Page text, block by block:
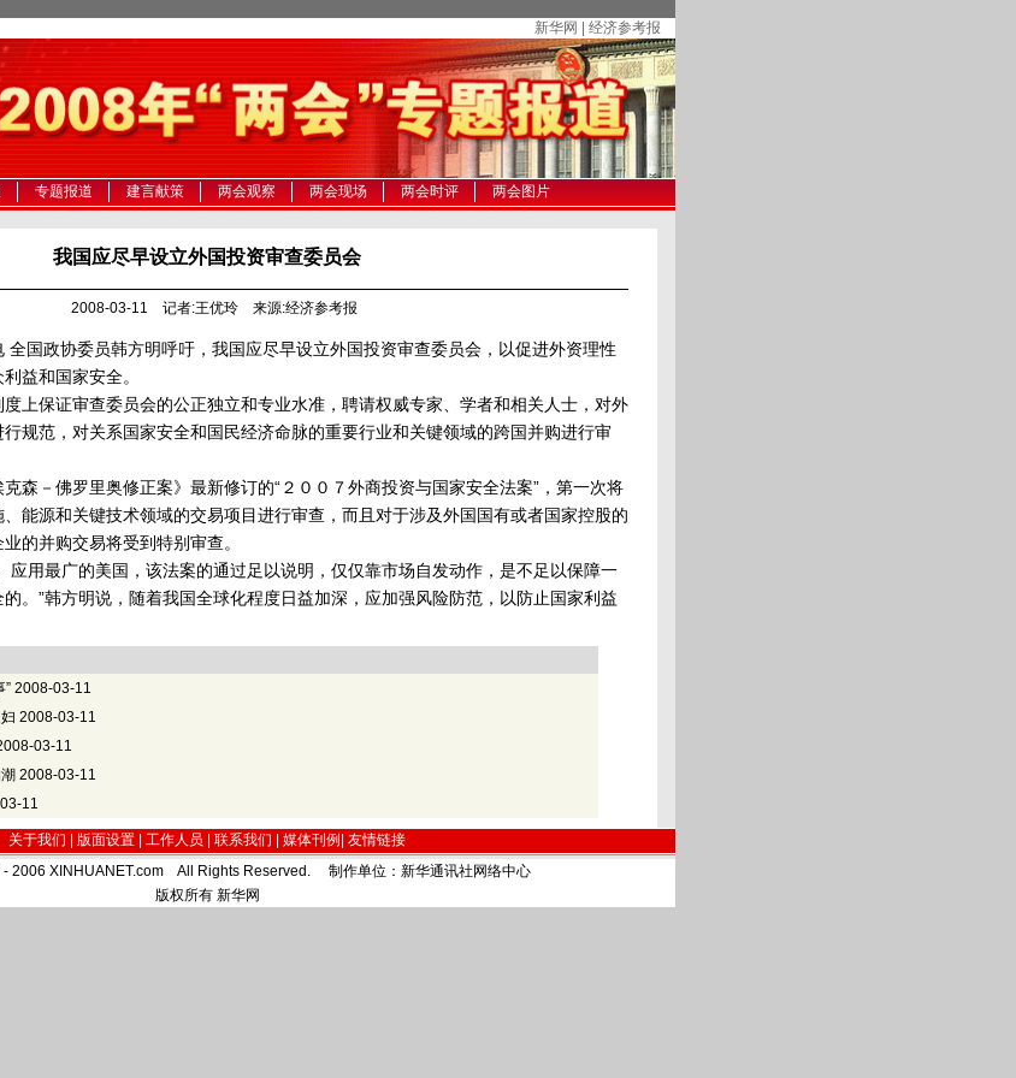
新华网 | 经济参考报
专题报道 建言献策 两会观察 两会现场 两会时评 两会图片
我国应尽早设立外国投资审查委员会
2008-03-11 记者:王优玲 来源:经济参考报
国政协委员韩方明呼吁，我国应尽早设立外国投资审查委员会，以促进外资理性
益和国家安全。
保证审查委员会的公正独立和专业水准，聘请权威专家、学者和相关人士，对外
规范，对关系国家安全和国民经济命脉的重要行业和关键领域的跨国并购进行审
－佛罗里奥修正案》最新修订的“２００７外商投资与国家安全法案”，第一次将
能源和关键技术领域的交易项目进行审查，而且对于涉及外国国有或者国家控股的
的并购交易将受到特别审查。
用最广的美国，该法案的通过足以说明，仅仅靠市场自发动作，是不足以保障一
。”韩方明说，随着我国全球化程度日益加深，应加强风险防范，以防止国家利益
” 2008-03-11
2008-03-11
03-11
2008-03-11
11
关于我们 | 版面设置 工作人员 联系我们 媒体刊例 友情链接
2006 XINHUANET.com All Rights Reserved. 制作单位：新华通讯社网络中心
版权所有 新华网